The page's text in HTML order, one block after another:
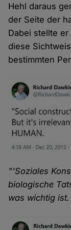
Hehl daraus
der Seite der
Dabei stellte
diese
bestimmten
"'Soziales
biologische
was wichtig ist.